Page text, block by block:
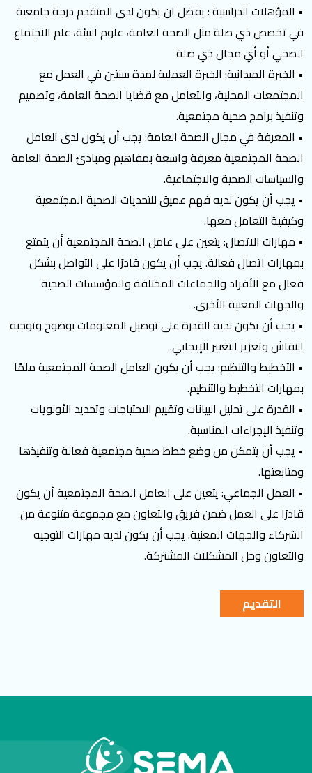
• المؤهلات الدراسية : يفضل ان يكون لدى المتقدم درجة جامعية
في تخصص ذي صلة مثل الصحة العامة، علوم البيئة، علم الاجتماع
الصحي أو أي مجال ذي صلة
• الخبرة الميدانية: الخبرة العملية لمدة سنتين في العمل مع
المجتمعات المحلية، والتعامل مع قضايا الصحة العامة، وتصميم
وتنفيذ برامج صحية مجتمعية.
• المعرفة في مجال الصحة العامة: يجب أن يكون لدى العامل
الصحة المجتمعية معرفة واسعة بمفاهيم ومبادئ الصحة العامة
والسياسات الصحية والاجتماعية.
• يجب أن يكون لديه فهم عميق للتحديات الصحية المجتمعية
وكيفية التعامل معها.
• مهارات الاتصال: يتعين على عامل الصحة المجتمعية أن يتمتع
بمهارات اتصال فعالة. يجب أن يكون قادرًا على التواصل بشكل
فعال مع الأفراد والجماعات المختلفة والمؤسسات الصحية
والجهات المعنية الأخرى.
• يجب أن يكون لديه القدرة على توصيل المعلومات بوضوح وتوجيه
النقاش وتعزيز التغيير الإيجابي.
• التخطيط والتنظيم: يجب أن يكون العامل الصحة المجتمعية ملمًا
بمهارات التخطيط والتنظيم.
• القدرة على تحليل البيانات وتقييم الاحتياجات وتحديد الأولويات
وتنفيذ الإجراءات المناسبة.
• يجب أن يتمكن من وضع خطط صحية مجتمعية فعالة وتنفيذها
ومتابعتها.
• العمل الجماعي: يتعين على العامل الصحة المجتمعية أن يكون
قادرًا على العمل ضمن فريق والتعاون مع مجموعة متنوعة من
الشركاء والجهات المعنية. يجب أن يكون لديه مهارات التوجيه
والتعاون وحل المشكلات المشتركة.
التقديم